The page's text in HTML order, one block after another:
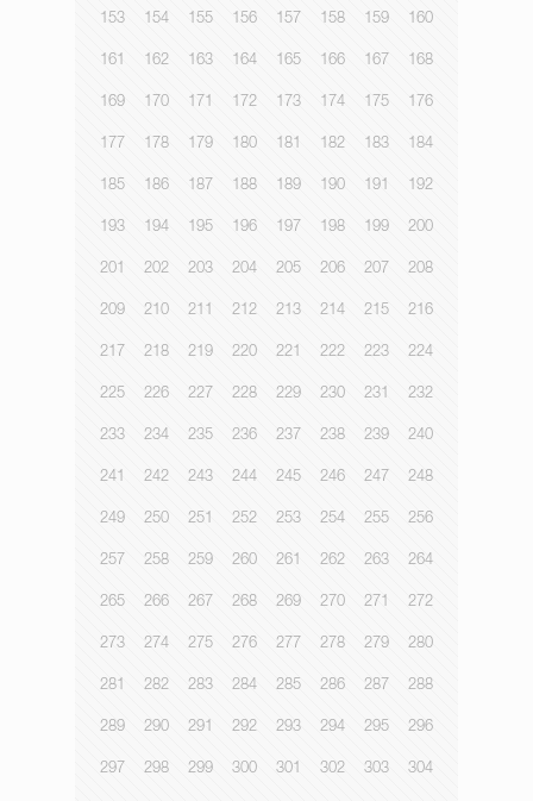
153 154 155 156 157 158 159 160
161 162 163 164 165 166 167 168
169 170 171 172 173 174 175 176
177 178 179 180 181 182 183 184
185 186 187 188 189 190 191 192
193 194 195 196 197 198 199 200
201 202 203 204 205 206 207 208
209 210 211 212 213 214 215 216
217 218 219 220 221 222 223 224
225 226 227 228 229 230 231 232
233 234 235 236 237 238 239 240
241 242 243 244 245 246 247 248
249 250 251 252 253 254 255 256
257 258 259 260 261 262 263 264
265 266 267 268 269 270 271 272
273 274 275 276 277 278 279 280
281 282 283 284 285 286 287 288
289 290 291 292 293 294 295 296
297 298 299 300 301 302 303 304